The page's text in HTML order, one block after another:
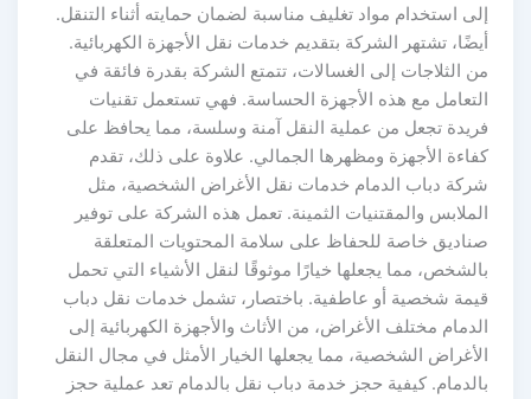
إلى استخدام مواد تغليف مناسبة لضمان حمايته أثناء التنقل.
أيضًا، تشتهر الشركة بتقديم خدمات نقل الأجهزة الكهربائية.
من الثلاجات إلى الغسالات، تتمتع الشركة بقدرة فائقة في
التعامل مع هذه الأجهزة الحساسة. فهي تستعمل تقنيات
فريدة تجعل من عملية النقل آمنة وسلسة، مما يحافظ على
كفاءة الأجهزة ومظهرها الجمالي. علاوة على ذلك، تقدم
شركة دباب الدمام خدمات نقل الأغراض الشخصية، مثل
الملابس والمقتنيات الثمينة. تعمل هذه الشركة على توفير
صناديق خاصة للحفاظ على سلامة المحتويات المتعلقة
بالشخص، مما يجعلها خيارًا موثوقًا لنقل الأشياء التي تحمل
قيمة شخصية أو عاطفية. باختصار، تشمل خدمات نقل دباب
الدمام مختلف الأغراض، من الأثاث والأجهزة الكهربائية إلى
الأغراض الشخصية، مما يجعلها الخيار الأمثل في مجال النقل
بالدمام. كيفية حجز خدمة دباب نقل بالدمام تعد عملية حجز